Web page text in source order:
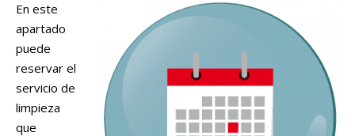
En este
apartado
puede
reservar el
servicio de
limpieza
que